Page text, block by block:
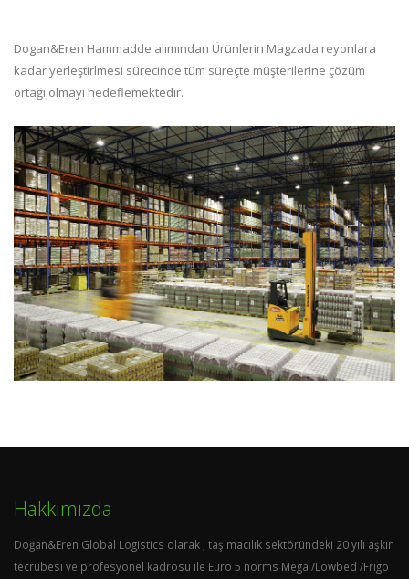
Dogan&Eren Hammadde alımından Ürünlerin Magzada reyonlara
kadar yerleştirlmesi sürecinde tüm süreçte müşterilerine çözüm
ortağı olmayı hedeflemektedir.
Hakkımızda
Doğan&Eren Global Logistics olarak , taşımacılık sektöründeki 20 yılı aşkın
tecrübesi ve profesyonel kadrosu ile Euro 5 norms Mega /Lowbed /Frigo